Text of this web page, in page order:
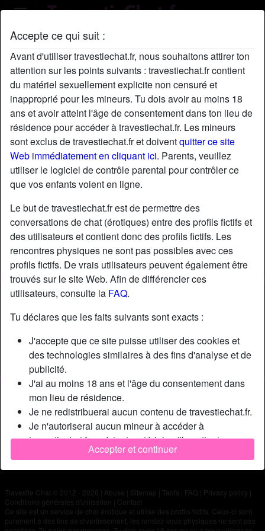
Accepte ce qui suit :
Avant d'utiliser travestiechat.fr, nous souhaitons attirer ton
attention sur les points suivants : travestiechat.fr contient
du matériel sexuellement explicite non censuré et
inapproprié pour les mineurs. Tu dois avoir au moins 18
ans et avoir atteint l'âge de consentement dans ton lieu de
résidence pour accéder à travestiechat.fr. Les mineurs
sont exclus de travestiechat.fr et doiventquitter ce site
Web immédiatement en cliquant ici. Parents, veuillez
utiliser le logiciel de contrôle parental pour contrôler ce
que vos enfants voient en ligne.
Le but de travestiechat.fr est de permettre des
conversations de chat (érotiques) entre des profils fictifs et
des utilisateurs et contient donc des profils fictifs. Les
rencontres physiques ne sont pas possibles avec ces
profils fictifs. De vrais utilisateurs peuvent également être
trouvés sur le site Web. Afin de différencier ces
utilisateurs, consulte la FAQ.
Tu déclares que les faits suivants sont exacts :
J'accepte que ce site puisse utiliser des cookies et
des technologies similaires à des fins d'analyse et de
publicité.
J'ai au moins 18 ans et l'âge du consentement dans
mon lieu de résidence.
Je ne redistribuerai aucun contenu de travestiechat.fr.
Je n'autoriserai aucun mineur à accéder à
travestiechat.fr ou à tout matériel qu'il contient.
Tout contenu que je consulte ou télécharge sur
travestiechat.fr est destiné à mon usage personnel et
Je n'ai pas été contacté par les fournisseurs de ce
matériel, et je choisis volontiers de le visualiser ou de
le télécharger.
Accepter et continuer
Profil de Sylvie
starAjouter chatDiscuter !
Nickname:
Sylvie
Âge:
54
Département:
Alpes-de-Haute-Provence
Sexe:
Homme
Description
N'a pas encore saisi de description
Cherche
N'a spécifié aucune préférence
Travestie Chat © 2012 - 2026 Abuse Sitemap Tarifs FAQ Privacy policy
Conditions générales d'utilisation
Contact
Ce site est un service de chat érotique et utilise des profils fictifs. Ceux-ci sont
purement à des fins de divertissement, les rendez-vous physiques ne sont pas